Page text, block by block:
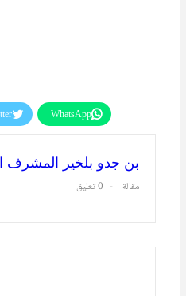
WhatsApp
بن جدو بلخير المشرف
مقالة
0 تعليق